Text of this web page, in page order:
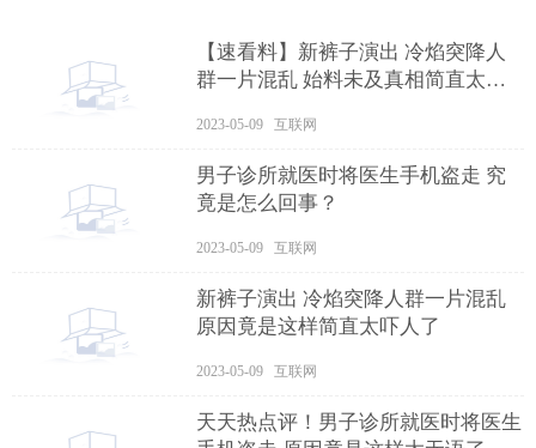
【速看料】新裤子演出 冷焰突降人
群一片混乱 始料未及真相简直太惊
2023-05-09 互联网
男子诊所就医时将医生手机盗走 究
竟是怎么回事？
2023-05-09 互联网
新裤子演出 冷焰突降人群一片混乱
原因竟是这样简直太吓人了
2023-05-09 互联网
天天热点评！男子诊所就医时将医生